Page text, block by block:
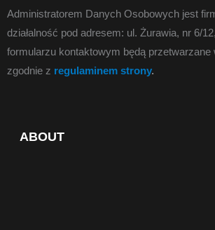
Administratorem Danych Osobowych jest
działalność pod adresem: ul. Żurawia, nr 6/
formularzu kontaktowym będą przetwarzane
zgodnie z regulaminem strony.
ABOUT